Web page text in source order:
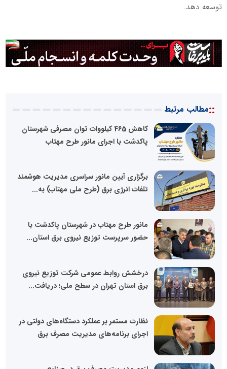
توسعه دهد.
::مطالب مرتبط
کاهش 465 کیلووات توان مصرفی شهرستان
پاکدشت با اجرای مانور طرح مهتاب
برگزاری آیین مانور سراسری مدیریت هوشمند
تلفات انرژی برق (طرح ملی مهتاب) به...
مانور طرح مهتاب در شهرستان پاکدشت با
حضور سرپرست توزیع نیروی برق استان...
درخشش روابط عمومی شرکت توزیع نیروی
برق استان تهران در سطح ملی؛ دریافت...
نظارت مستمر بر عملکرد دستگاه‌های دولتی در
اجرای برنامه‌های مدیریت مصرف برق